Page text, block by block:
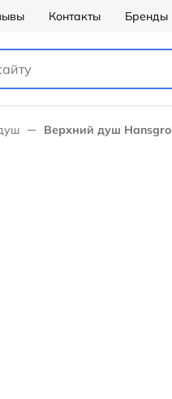
Контакты Бренды
Верхний душ